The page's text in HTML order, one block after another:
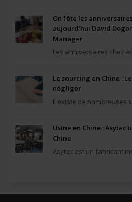
On fête les anniversaires
aujourd’hui David
Manager
Les anniversaires chez
Le sourcing en Chine :
négliger
Il existe de nombreuses
Usine en Chine : Asytec
Chine
Asytec est un fabricant